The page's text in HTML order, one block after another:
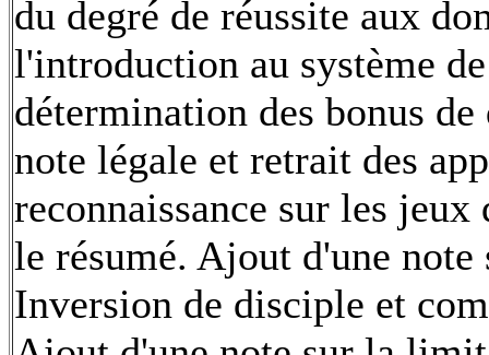
du degré de réussite aux
l'introduction au système
détermination des bonus
note légale et retrait des
reconnaissance sur les
le résumé. Ajout d'une
Inversion de disciple et